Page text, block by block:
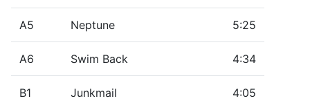
A5 Neptune 5:25
A6 Swim Back 4:34
B1 Junkmail 4:05